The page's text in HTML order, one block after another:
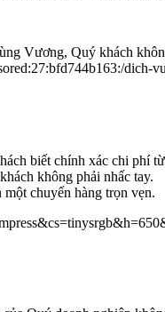
Vương, Quý khách
dich-
biết chính xác chi phí
không phải nhấc tay.
chuyến hàng trọn vẹn.